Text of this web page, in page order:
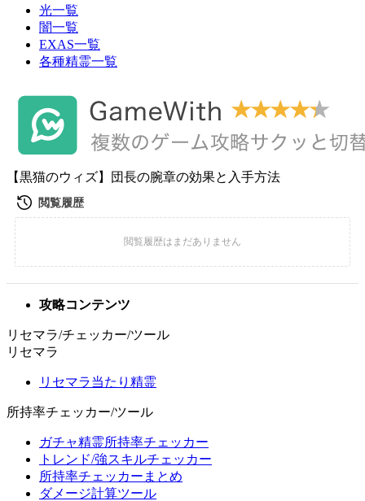
光一覧
闇一覧
EXAS一覧
各種精霊一覧
【黒猫のウィズ】団長の腕章の効果と入手方法
攻略コンテンツ
リセマラ/チェッカー/ツール
リセマラ
リセマラ当たり精霊
所持率チェッカー/ツール
ガチャ精霊所持率チェッカー
トレンド/強スキルチェッカー
所持率チェッカーまとめ
ダメージ計算ツール